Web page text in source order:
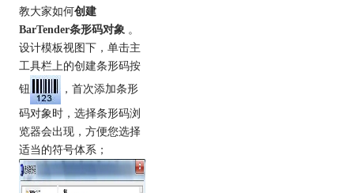
教大家如何创建
BarTender条形码对象 。
设计模板视图下，单击主
工具栏上的创建条形码按
钮
，首次添加条形
码对象时，选择条形码浏
览器会出现，方便您选择
适当的符号体系；